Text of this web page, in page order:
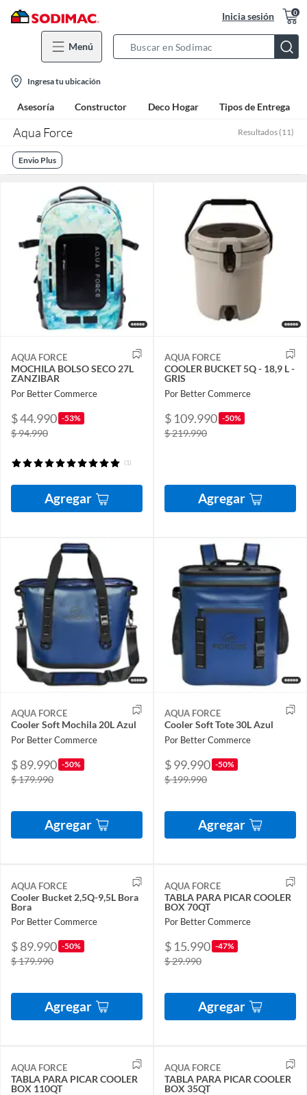
Inicia sesión 0
Menú
Bar
location-
icon
Ingresa tu ubicación
Asesoría Constructor Deco Hogar Tipos de Entrega
Aqua Force Resultados (11)
Envio Plus
AQUA FORCE
MOCHILA BOLSO SECO 27L
ZANZIBAR
Por Better Commerce
$ 44.990 -53%
$ 94.990
(1)
Agregar
AQUA FORCE
COOLER BUCKET 5Q - 18,9 L -
GRIS
Por Better Commerce
$ 109.990 -50%
$ 219.990
Agregar
AQUA FORCE
Cooler Soft Mochila 20L Azul
Por Better Commerce
$ 89.990 -50%
$ 179.990
Agregar
AQUA FORCE
Cooler Soft Tote 30L Azul
Por Better Commerce
$ 99.990 -50%
$ 199.990
Agregar
AQUA FORCE
Cooler Bucket 2,5Q-9,5L Bora
Bora
Por Better Commerce
$ 89.990 -50%
$ 179.990
Agregar
AQUA FORCE
TABLA PARA PICAR COOLER
BOX 70QT
Por Better Commerce
$ 15.990 -47%
$ 29.990
Agregar
AQUA FORCE
TABLA PARA PICAR COOLER
BOX 110QT
AQUA FORCE
TABLA PARA PICAR COOLER
BOX 35QT